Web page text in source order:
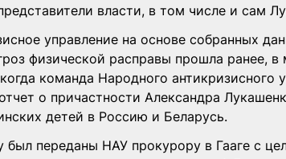
власти, в том числе и сам
управление на основе собранных
физической расправы прошла ранее,
команда Народного антикризисного
о причастности Александра
детей в Россию и Беларусь.
был переданы НАУ прокурору в Гааге с